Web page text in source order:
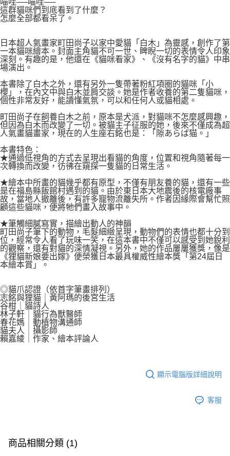
喵哇──喵哇──
這群貓咪們到底看到了什麼？
怎麼全部都看呆了。
日本超人氣畫家町田尚子以家中愛貓「白木」為靈感，創作了第
一本貓咪繪本。封面主角貓不可一世、睥睨一切的表情令人印象
深刻。有趣的是，他還在《貓咪看家》、《沒有名字的貓》中串
場演出。
本書除了白木之外，還有另外一隻帶著粉紅項圈的貓咪「小
櫻」，在內文中與白木並肩交談。她是作者收養的第二隻貓咪，
個性非常友好，能讀懂氣氛，可以和任何人或貓相處。
町田尚子在飼養白木之前，原本是犬派，對貓咪不怎麼感興趣，
但因為白木而改變了一切。被貓主子征服的她，後來不僅成為超
人氣畫貓畫家，現在的人生座右銘也是：「隙あらば猫。」
本書特色：
★通過低視角的方式去呈現出看貓的角度，位置和視角隨著每一
次轉換而改變，彷彿在窺探一隻貓的日常生活。
★繪本中所畫的貓幾乎都有原型，不僅有朋友養的貓，還有一些
是在福島縣飯館村遇到的貓。由於東日本大地震後的核電廠事
故，當地人撤離後，有許多寵物流離失所。作者因緣際會幫忙照
顧這些貓咪，便將牠們畫入故事中。
★筆觸細膩寫實，描繪出動人的神韻
町田尚子筆下的動物，毛髮細緻呈現，動物們的表情也都十分到
位，經常令人看了玩味一笑，在這本書中不僅可以感受到她銳利
的觀察，還有對貓的深情凝視。另外，她的作品屢屢獲獎，像是
《狸貓新娘要出嫁》便榮獲日本最具權威性繪本獎「第24屆日
本繪本賞」。
◎貓爪認證（依首字筆畫排列）
志銘與狸貓｜黃阿瑪的後宮生活
谷柑｜貓詩人
林子軒｜貓行為獸醫師
春花媽｜動植物溝通師
貓夫人｜攝影師
賴嘉綾｜作家、繪本評論人
顯示電腦版詳細說明
客服
商品相關分類 (1)